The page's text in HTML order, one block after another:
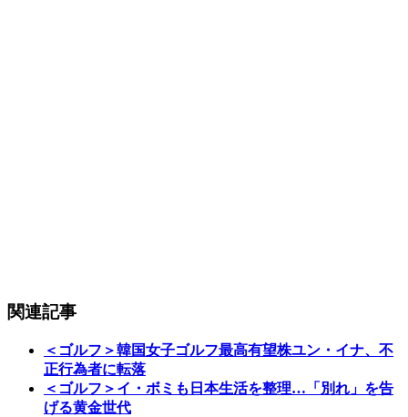
関連記事
＜ゴルフ＞韓国女子ゴルフ最高有望株ユン・イナ、不
正行為者に転落
＜ゴルフ＞イ・ボミも日本生活を整理…「別れ」を告
げる黄金世代